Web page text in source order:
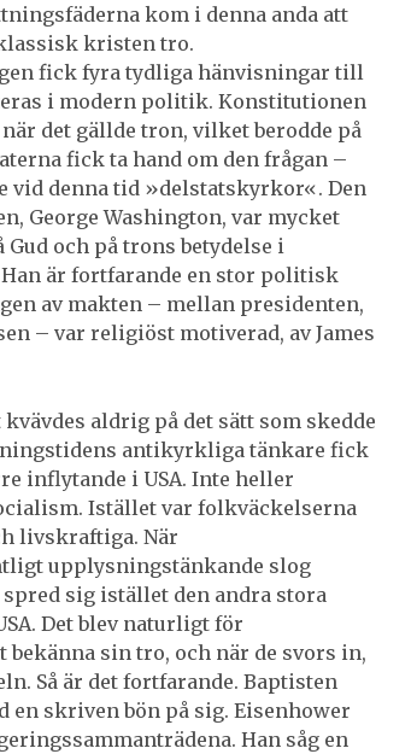
kom i denna anda att
kristen tro.
fick fyra tydliga hänvisningar till
i modern politik. Konstitutionen
det gällde tron, vilket berodde på
fick ta hand om den frågan –
vid denna tid »delstatskyrkor«. Den
George Washington, var mycket
och på trons betydelse i
är fortfarande en stor politisk
av makten – mellan presidenten,
– var religiöst motiverad, av James
aldrig på det sätt som skedde
antikyrkliga tänkare fick
inflytande i USA. Inte heller
Istället var folkväckelserna
livskraftiga. När
upplysningstänkande slog
sig istället den andra stora
Det blev naturligt för
bekänna sin tro, och när de svors in,
Så är det fortfarande. Baptisten
en skriven bön på sig. Eisenhower
Han såg en